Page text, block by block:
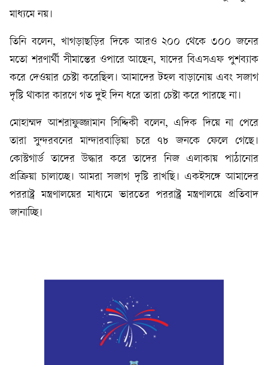
মাধ্যমে নয়।
তিনি বলেন, খাগড়াছড়ির দিকে আরও ২০০ থেকে ৩০০ জনের
মতো শরণার্থী সীমান্তের ওপারে আছেন, যাদের বিএসএফ পুশব্যাক
করে দেওয়ার চেষ্টা করেছিল। আমাদের টহল বাড়ানোয় এবং সজাগ
দৃষ্টি থাকার কারণে গত দুই দিন ধরে তারা চেষ্টা করে পারছে না।
মোহাম্মদ আশরাফুজ্জামান সিদ্দিকী বলেন, এদিক দিয়ে না পেরে
তারা সুন্দরবনের মান্দারবাড়িয়া চরে ৭৮ জনকে ফেলে গেছে।
কোস্টগার্ড তাদের উদ্ধার করে তাদের নিজ এলাকায় পাঠানোর
প্রক্রিয়া চালাচ্ছে। আমরা সজাগ দৃষ্টি রাখছি। একইসঙ্গে আমাদের
পররাষ্ট্র মন্ত্রণালয়ের মাধ্যমে ভারতের পররাষ্ট্র মন্ত্রণালয়ে প্রতিবাদ
জানাচ্ছি।